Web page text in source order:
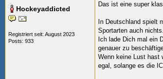
Hockeyaddicted
Registriert seit: August 2023
Posts: 933
Das ist eine super
In Deutschland spielt
Sportarten auch nichts.
Ich lade Dich mal ein
genauer zu
Wenn keine Lust hast
egal, solange es die